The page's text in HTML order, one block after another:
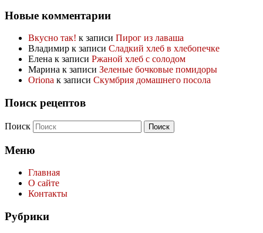
Новые комментарии
Вкусно так! к записи Пирог из лаваша
Владимир к записи Сладкий хлеб в хлебопечке
Елена к записи Ржаной хлеб с солодом
Марина к записи Зеленые бочковые помидоры
Oriona к записи Скумбрия домашнего посола
Поиск рецептов
Поиск
Меню
Главная
О сайте
Контакты
Рубрики